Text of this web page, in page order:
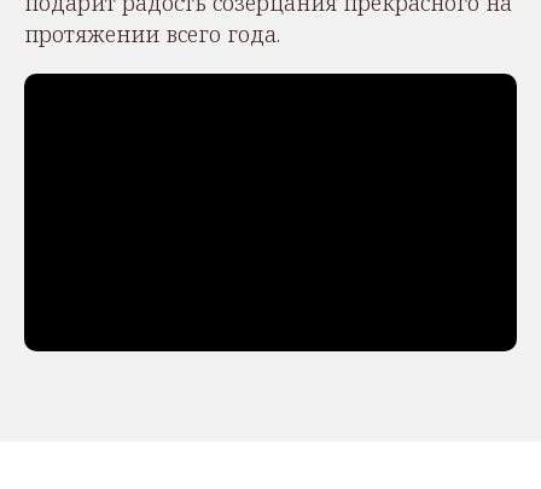
протяжении всего года.